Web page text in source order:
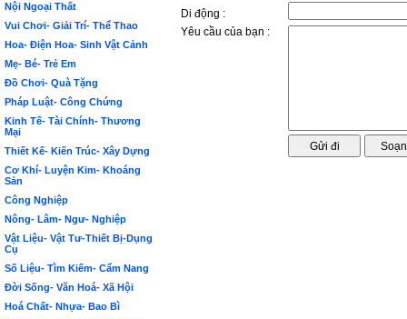
Nội Ngoại Thất
Vui Chơi- Giải Trí- Thể Thao
Hoa- Điện Hoa- Sinh Vật Cảnh
Mẹ- Bé- Trẻ Em
Đồ Chơi- Quà Tặng
Pháp Luật- Công Chứng
Kinh Tế- Tài Chính- Thương
Mại
Thiết Kế- Kiến Trúc- Xây Dựng
Cơ Khí- Luyện Kim- Khoáng
Sản
Công Nghiệp
Nông- Lâm- Ngư- Nghiệp
Vật Liệu- Vật Tư-Thiết Bị-Dụng
Cụ
Số Liệu- Tìm Kiếm- Cẩm Nang
Đời Sống- Văn Hoá- Xã Hội
Hoá Chất- Nhựa- Bao Bì
Di động :
Yêu cầu của bạn :